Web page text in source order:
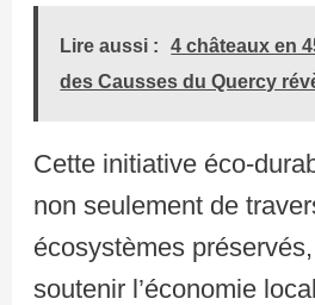
Lire aussi :
4 châteaux en
des Causses du Quercy
Cette initiative éco-
non seulement de
écosystèmes
soutenir l’économie